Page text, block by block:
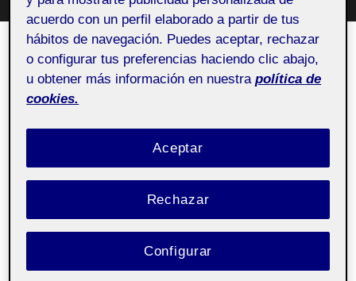
Alternar
el
menú
móvil
de
ACTIFOLIO: REPTE 3: DONANT SENTIT A LES
IMATGES
Vídeo final: La cultura està a tot
arreu
SIN COMENTARIOS
Creació de continguts
i producció audiovisual
aula 2
acuerdo con un perfil elaborado a partir de tus
hábitos de navegación. Puedes aceptar, rechazar
o configurar tus preferencias haciendo clic abajo,
u obtener más información en nuestra política de
cookies.
Rechazar
Aceptar
Configurar